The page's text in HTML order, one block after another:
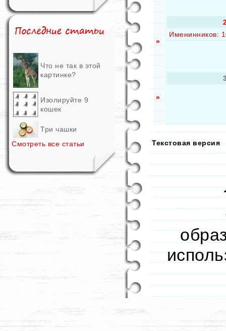
Что не так в этой
картинке?
Изолируйте 9
кошек
Три чашки
Смотреть все статьи
»
Именинников:
»
Текстовая версия